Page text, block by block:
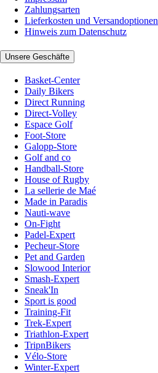
Zahlungsarten
Lieferkosten und Versandoptionen
Hinweis zum Datenschutz
Unsere Geschäfte
Basket-Center
Daily Bikers
Direct Running
Direct-Volley
Espace Golf
Foot-Store
Galopp-Store
Golf and co
Handball-Store
House of Rugby
La sellerie de Maé
Made in Paradis
Nauti-wave
On-Fight
Padel-Expert
Pecheur-Store
Pet and Garden
Slowood Interior
Smash-Expert
Sneak'In
Sport is good
Training-Fit
Trek-Expert
Triathlon-Expert
TripnBikers
Vélo-Store
Winter-Expert